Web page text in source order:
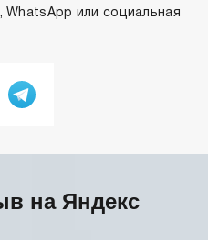
или социальная
на Яндекс